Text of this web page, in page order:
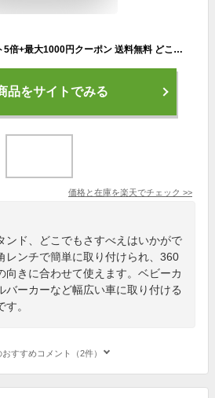
18日エントリーでポイント5倍+最大1000円クーポン 送料無料 どこでもさすべえ 固定タイプ グレー 自転車用 傘スタンド 傘立てユナイト さすべえ前用子供乗せ（フロントチャイルドシート）との併用、ハンドル、車椅子、ベビーカーなどに付けられ 電動自転車
品をサイトでみる
価格と在庫を楽天でチェック >>
ンド、どこでもさすべえはいかがで
レンチで簡単に取り付けられ、360
向きに合わせて使えます。ベビーカ
バーカーなど幅広い車に取り付ける
。
すすめコメント（2件）